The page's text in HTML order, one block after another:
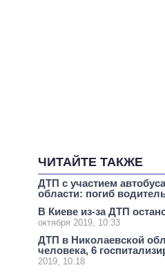
ЧИТАЙТЕ ТАКЖЕ
ДТП с участием
области: погиб
В Киеве из-за ДТП
октября 2019, 10:33
ДТП в Николаевской
человека, 6
2019, 10:18